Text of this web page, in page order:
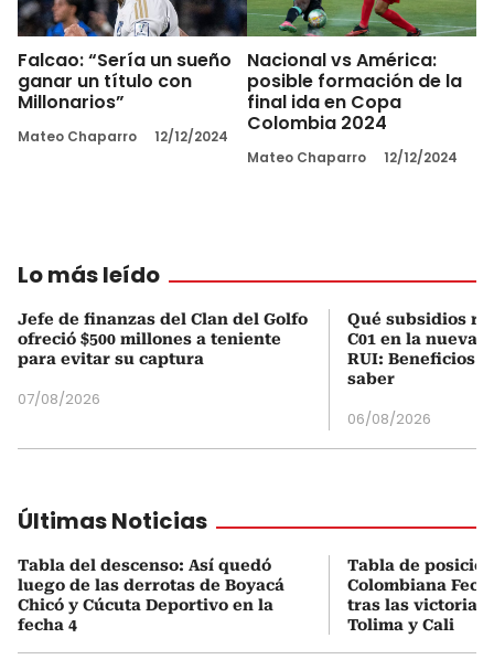
Falcao: “Sería un sueño
ganar un título con
Millonarios”
Mateo Chaparro 12/12/2024
Nacional vs América:
posible formación de la
final ida en Copa
Colombia 2024
Mateo Chaparro 12/12/2024
Lo más leído
Jefe de finanzas del Clan del Golfo
ofreció $500 millones a teniente
para evitar su captura
07/08/2026
Qué subsidios
C01 en la nueva
RUI: Beneficios
saber
06/08/2026
Últimas Noticias
Tabla del descenso: Así quedó
luego de las derrotas de Boyacá
Chicó y Cúcuta Deportivo en la
fecha 4
Tabla de
Colombiana
tras las victorias
Tolima y Cali